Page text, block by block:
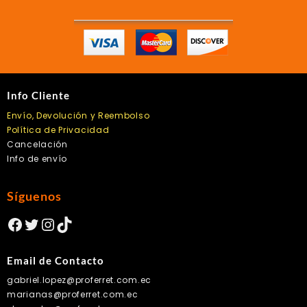
página
de
producto
Info Cliente
Envío, Devolución y Reembolso
Política de Privacidad
Cancelación
Info de envío
Síguenos
Facebook
Twitter
Instagram
TikTok
Email de Contacto
gabriel.lopez@proferret.com.ec
marianas@proferret.com.ec